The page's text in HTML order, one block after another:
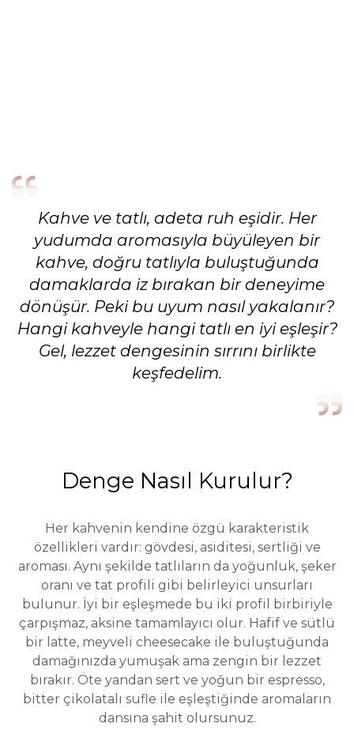
Kahve ve tatlı, adeta ruh eşidir. Her
yudumda aromasıyla büyüleyen bir
kahve, doğru tatlıyla buluştuğunda
damaklarda iz bırakan bir deneyime
dönüşür. Peki bu uyum nasıl yakalanır?
Hangi kahveyle hangi tatlı en iyi eşleşir?
Gel, lezzet dengesinin sırrını birlikte
keşfedelim.
Denge Nasıl Kurulur?
Her kahvenin kendine özgü karakteristik
özellikleri vardır: gövdesi, asiditesi, sertliği ve
aroması. Aynı şekilde tatlıların da yoğunluk, şeker
oranı ve tat profili gibi belirleyici unsurları
bulunur. İyi bir eşleşmede bu iki profil birbiriyle
çarpışmaz, aksine tamamlayıcı olur. Hafif ve sütlü
bir latte, meyveli cheesecake ile buluştuğunda
damağınızda yumuşak ama zengin bir lezzet
bırakır. Öte yandan sert ve yoğun bir espresso,
bitter çikolatalı sufle ile eşleştiğinde aromaların
dansına şahit olursunuz.